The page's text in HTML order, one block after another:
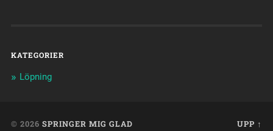
KATEGORIER
Löpning
© 2026 SPRINGER MIG GLAD UPP ↑